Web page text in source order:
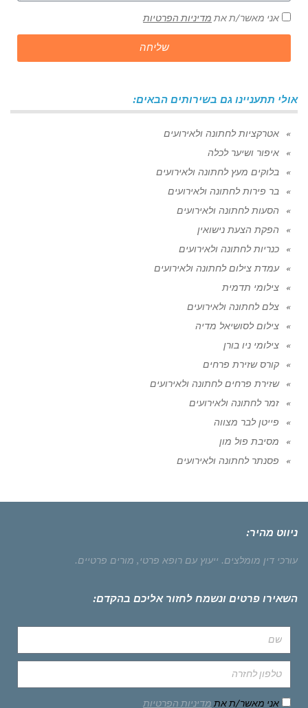
אני מאשר/ת את מדיניות הפרטיות
שליחה
אולי תתעניינו גם בשירותים הבאים:
אטרקציות לחתונה ולאירועים
איפור ושיער לכלה
בלוקים מעץ לחתונה ולאירועים
בר פירות לחתונה ולאירועים
הסעות לחתונה ולאירועים
הפקת הצעת נישואין
כנריות לחתונה ולאירועים
עמדת צילום לחתונה ולאירועים
צילומי תדמית
צלם לחתונה ולאירועים
צילום לסושיאל מדיה
צילומי ניו בורן
קורס שזירת פרחים
שזירת פרחים לחתונה ולאירועים
זמר לחתונה ולאירועים
פייטן לבר מצווה
מסיבת פול מון
פסנתר לחתונה ולאירועים
ניווט מהיר:
עורכי דין מומלצים. ייעוץ עם רופא פרטי, מורים פרטיים.
השאירו פרטים ונשמח לחזור אליכם בהקדם:
אני מאשר/ת את מדיניות הפרטיות